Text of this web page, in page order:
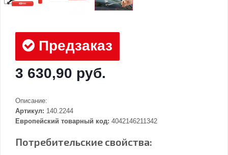
Предзаказ
3 630,90 руб.
Описание:
Артикул: 140.2244
Европейский товарный код: 4042146211342
Потребительские свойства: